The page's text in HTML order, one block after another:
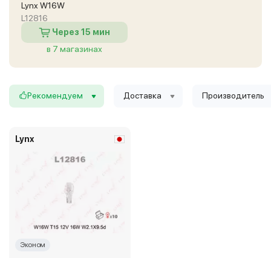
Lynx W16W
L12816
Через 15 мин
в 7 магазинах
Рекомендуем Доставка Производитель
Lynx
Эконом